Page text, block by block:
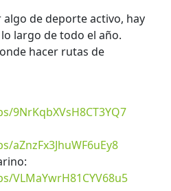
algo de deporte activo, hay
largo de todo el año.
hacer rutas de
9NrKqbXVsH8CT3YQ7
aZnzFx3JhuWF6uEy8
VLMaYwrH81CYV68u5